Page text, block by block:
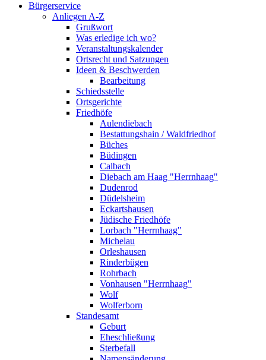
Bürgerservice
Anliegen A-Z
Grußwort
Was erledige ich wo?
Veranstaltungskalender
Ortsrecht und Satzungen
Ideen & Beschwerden
Bearbeitung
Schiedsstelle
Ortsgerichte
Friedhöfe
Aulendiebach
Bestattungshain / Waldfriedhof
Büches
Büdingen
Calbach
Diebach am Haag "Herrnhaag"
Dudenrod
Düdelsheim
Eckartshausen
Jüdische Friedhöfe
Lorbach "Herrnhaag"
Michelau
Orleshausen
Rinderbügen
Rohrbach
Vonhausen "Herrnhaag"
Wolf
Wolferborn
Standesamt
Geburt
Eheschließung
Sterbefall